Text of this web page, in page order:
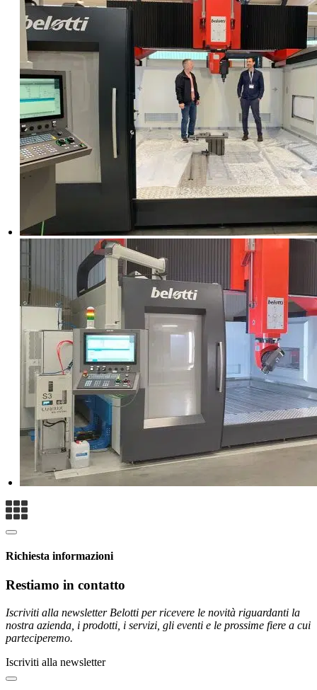
Richiesta informazioni
Restiamo in contatto
Iscriviti alla newsletter Belotti per ricevere le novità riguardanti la
nostra azienda, i prodotti, i servizi, gli eventi e le prossime fiere a cui
parteciperemo.
Iscriviti alla newsletter